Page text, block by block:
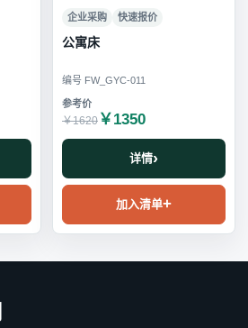
企业采购 快速报价
公寓床
编号 FW_GYC-011
￥1620 ￥1350
详情
加入清单